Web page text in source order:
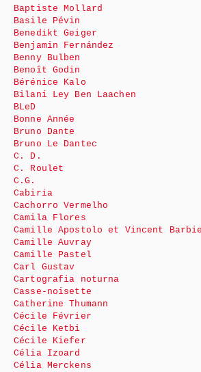
Baptiste Mollard
Basile Pévin
Benedikt Geiger
Benjamin Fernández
Benny Bulben
Benoît Godin
Bérénice Kalo
Bilani Ley Ben Laachen
BLeD
Bonne Année
Bruno Dante
Bruno Le Dantec
C. D.
C. Roulet
C.G.
Cabiria
Cachorro Vermelho
Camila Flores
Camille Apostolo et Vincent
Camille Auvray
Camille Pastel
Carl Gustav
Cartografia noturna
Casse-noisette
Catherine Thumann
Cécile Février
Cécile Ketbi
Cécile Kiefer
Célia Izoard
Célia Merckens